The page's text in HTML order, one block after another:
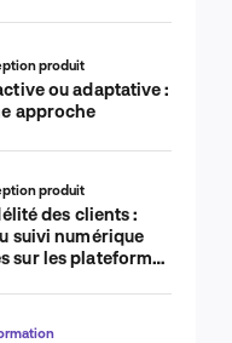
produit
ou adaptative :
approche
produit
des clients :
suivi numérique
sur les plateformes